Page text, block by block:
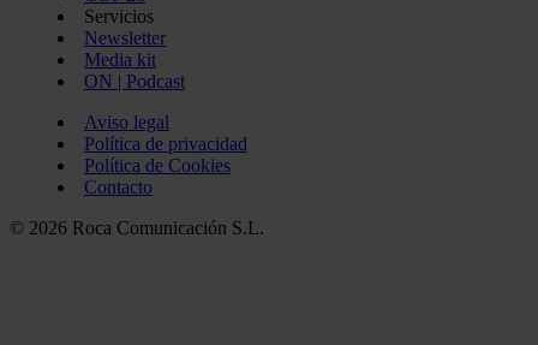
Servicios
Newsletter
Media kit
ON | Podcast
Aviso legal
Política de privacidad
Política de Cookies
Contacto
© 2026 Roca Comunicación S.L.